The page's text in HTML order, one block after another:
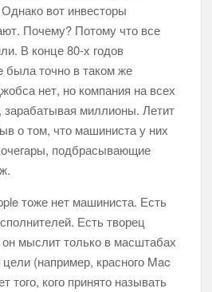
вот инвесторы
Почему? Потому что все
В конце 80-х годов
была точно в таком же
нет, но компания на всех
зарабатывая миллионы. Летит
о том, что машиниста у них
подбрасывающие
тоже нет машиниста. Есть
Есть творец
мыслит только в масштабах
(например, красного Mac
того, кого принято называть